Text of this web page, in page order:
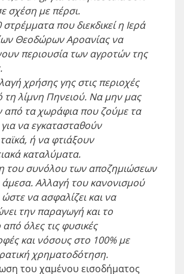
σχέση με πέρσι.
που διεκδικεί η Ιερά
Θεοδώρων Αροανίας να
περιουσία των αγροτών της
χρήσης γης στις περιοχές
τη λίμνη Πηνειού. Να μην μας
από τα χωράφια που ζούμε τα
να εγκατασταθούν
ή να φτιάξουν
καταλύματα.
του συνόλου των αποζημιώσεων
Αλλαγή του κανονισμού
να ασφαλίζει και να
την παραγωγή και το
όλες τις φυσικές
και νόσους στο 100% με
χρηματοδότηση.
του χαμένου εισοδήματος